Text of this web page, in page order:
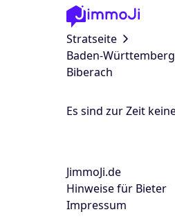
Stratseite
Baden-Württemberg
Biberach
Es sind zur Zeit
JimmoJi.de
Hinweise für Bieter
Impressum